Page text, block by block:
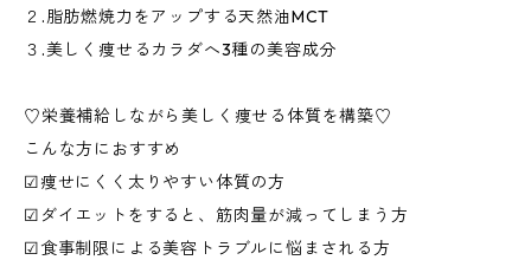
２.脂肪燃焼力をアップする天然油MCT
３.美しく痩せるカラダへ3種の美容成分
♡栄養補給しながら美しく痩せる体質を構築♡
こんな方におすすめ
☑︎痩せにくく太りやすい体質の方
☑︎ダイエットをすると、筋肉量が減ってしまう方
☑︎食事制限による美容トラブルに悩まされる方